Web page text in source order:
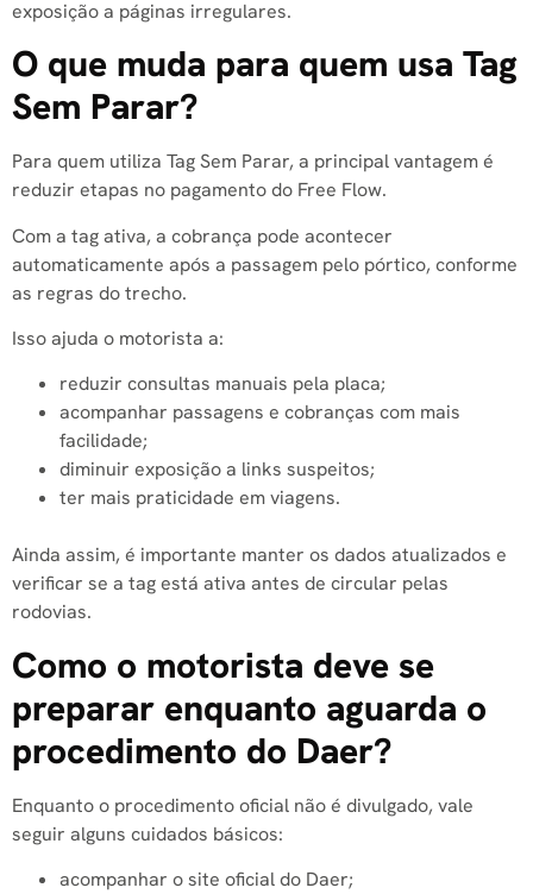
exposição a páginas irregulares.
O que muda para quem usa Tag
Sem Parar?
Para quem utiliza Tag Sem Parar, a principal vantagem é
reduzir etapas no pagamento do Free Flow.
Com a tag ativa, a cobrança pode acontecer
automaticamente após a passagem pelo pórtico, conforme
as regras do trecho.
Isso ajuda o motorista a:
reduzir consultas manuais pela placa;
acompanhar passagens e cobranças com mais
facilidade;
diminuir exposição a links suspeitos;
ter mais praticidade em viagens.
Ainda assim, é importante manter os dados atualizados e
verificar se a tag está ativa antes de circular pelas
rodovias.
Como o motorista deve se
preparar enquanto aguarda o
procedimento do Daer?
Enquanto o procedimento oficial não é divulgado, vale
seguir alguns cuidados básicos:
acompanhar o site oficial do Daer;